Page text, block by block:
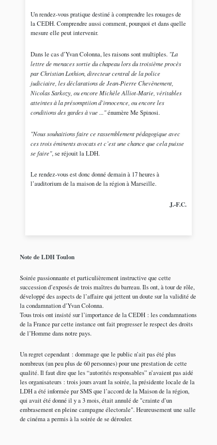
Un rendez-vous pratique destiné à comprendre les rouages de
la CEDH. Comprendre aussi comment, pourquoi et dans quelle
mesure elle peut intervenir.
Dans le cas d’Yvan Colonna, les raisons sont multiples. "La
lettre de menaces sortie du chapeau lors du troisième procès
par Christian Lothion, directeur central de la police
judiciaire, les déclarations de Jean-Pierre Chevènement,
Nicolas Sarkozy, ou encore Michèle Alliot-Marie, véritables
atteintes à la présomptiion d’innocence, ou encore les
conditions des gardes à vue ..."énumère Me Spinosi.
"Nous souhaitions faire ce rassemblement pédagogique avec
ces trois éminents avocats et c’est une chance que cela puisse
se faire", se réjouit la LDH.
Le rendez-vous est donc donné demain à 17 heures à
l’auditorium de la maison de la région à Marseille.
J.-F.C.
Note de LDH Toulon
Soirée passionnante et particulièrement instructive que cette
succession d’exposés de trois maîtres du barreau. Ils ont, à tour de rôle,
développé des aspects de l’affaire qui jettent un doute sur la validité de
la condamnation d’Yvan Colonna.
Tous trois ont insisté sur l’importance de la CEDH : les condamnations
de la France par cette instance ont fait progresser le respect des droits
de l’Homme dans notre pays.
Un regret cependant : dommage que le public n’ait pas été plus
nombreux (un peu plus de 60 personnes) pour une prestation de cette
qualité. Il faut dire que les “autorités responsables” n’avaient pas aidé
les organisateurs : trois jours avant la soirée, la présidente locale de la
LDH a été informée par SMS que l’accord de la Maison de la région,
qui avait été donné il y a 3 mois, était annulé de "crainte d’un
embrasement en pleine campagne électorale". Heureusement une salle
de cinéma a permis à la soirée de se dérouler.